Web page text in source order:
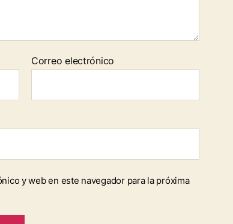
Correo electrónico
y web en este navegador para la próxima